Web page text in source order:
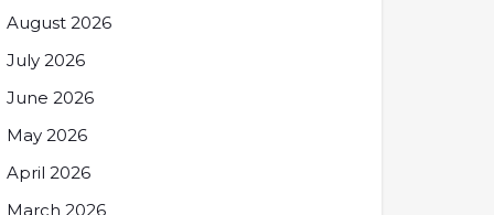
August 2026
July 2026
June 2026
May 2026
April 2026
March 2026